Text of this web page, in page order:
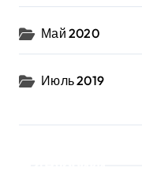
Май 2020
Июль 2019